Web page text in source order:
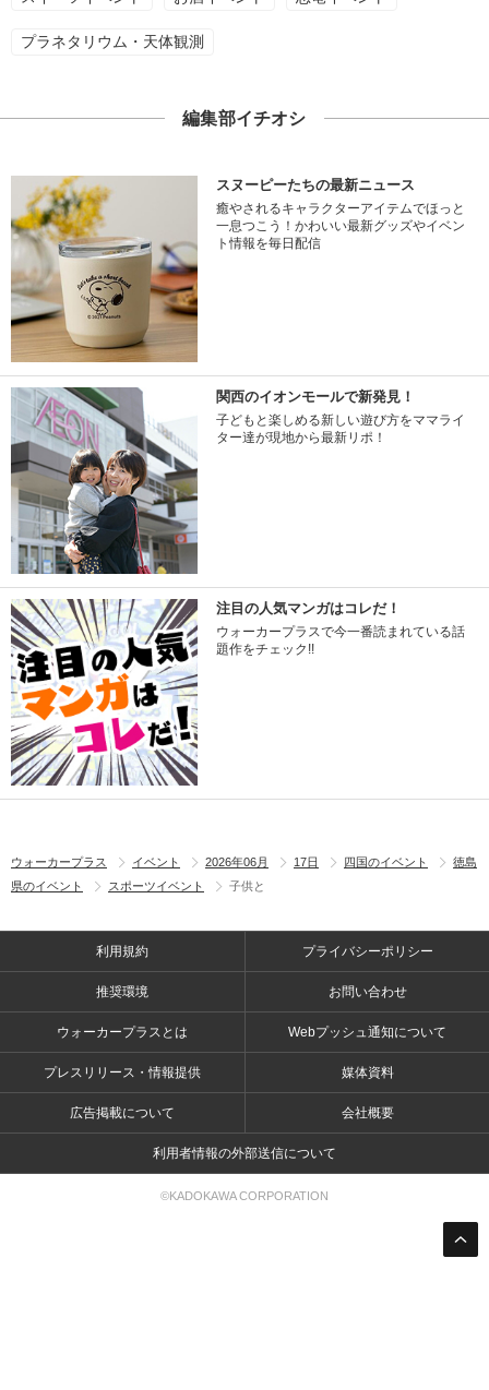
プラネタリウム・天体観測
編集部イチオシ
スヌーピーたちの最新ニュース
癒やされるキャラクターアイテムでほっと
一息つこう！かわいい最新グッズやイベン
ト情報を毎日配信
関西のイオンモールで新発見！
子どもと楽しめる新しい遊び方をママライ
ター達が現地から最新リポ！
注目の人気マンガはコレだ！
ウォーカープラスで今一番読まれている話
題作をチェック!!
ウォーカープラス イベント 2026年06月 17日 四国のイベント
徳島
県のイベント
スポーツイベント 子供と
利用規約 プライバシーポリシー
推奨環境 お問い合わせ
ウォーカープラスとは Webプッシュ通知について
プレスリリース・情報提供 媒体資料
広告掲載について 会社概要
利用者情報の外部送信について
©KADOKAWA CORPORATION